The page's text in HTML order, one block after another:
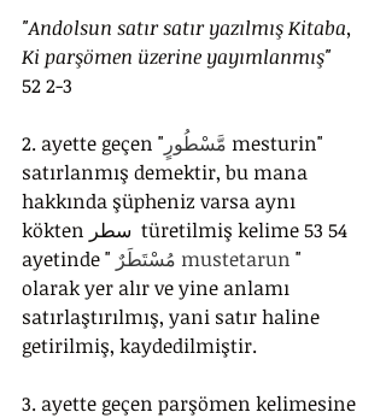
"Andolsun satır satır yazılmış Kitaba,
Ki parşömen üzerine yayımlanmış"
52 2-3
2. ayette geçen "
mesturin"
satırlanmış demektir, bu mana
hakkında şüpheniz varsa aynı
kökten سطر  türetilmiş kelime 53 54
ayetinde "
مُسْتَطَرٌ mustetarun "
olarak yer alır ve yine anlamı
satırlaştırılmış, yani satır haline
getirilmiş, kaydedilmiştir.
3. ayette geçen parşömen kelimesine